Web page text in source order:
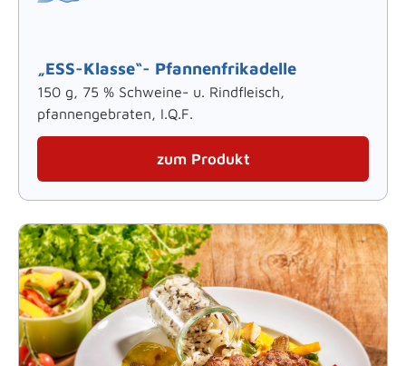
„ESS-Klasse“- Pfannenfrikadelle
150 g, 75 % Schweine- u. Rindfleisch,
pfannengebraten, I.Q.F.
zum Produkt